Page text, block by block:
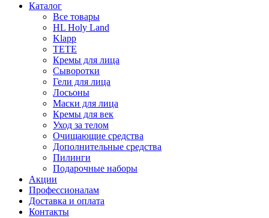
Каталог
Все товары
HL Holy Land
Klapp
TETE
Кремы для лица
Сыворотки
Гели для лица
Лосьоны
Маски для лица
Кремы для век
Уход за телом
Очищающие средства
Дополнительные средства
Пилинги
Подарочные наборы
Акции
Профессионалам
Доставка и оплата
Контакты